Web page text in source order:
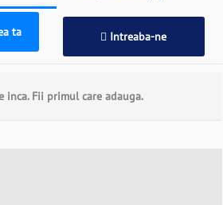
ta Intreaba-ne
inca. Fii primul care adauga.